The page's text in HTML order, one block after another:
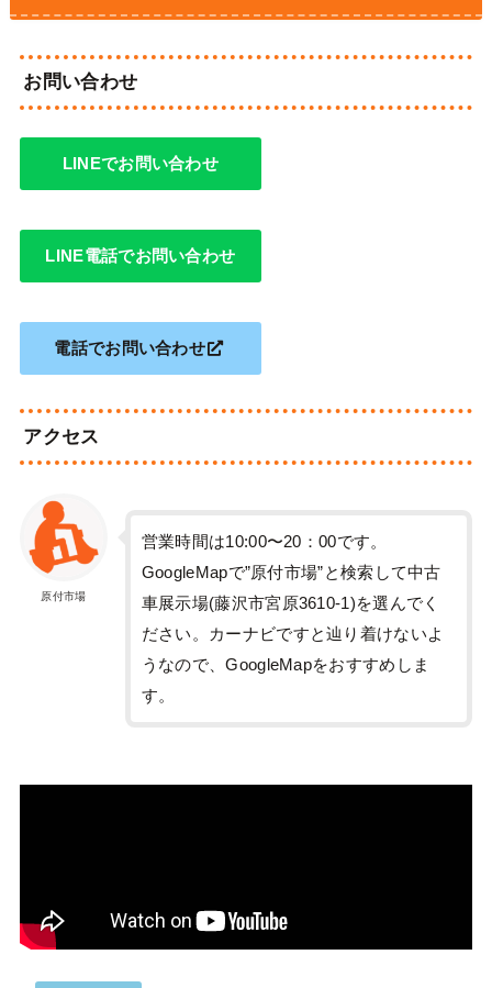
お問い合わせ
LINEでお問い合わせ
LINE電話でお問い合わせ
電話でお問い合わせ
アクセス
原付市場
営業時間は10:00〜20：00です。
GoogleMapで”原付市場”と検索して中古
車展示場(藤沢市宮原3610-1)を選んでく
ださい。カーナビですと辿り着けないよ
うなので、GoogleMapをおすすめしま
す。